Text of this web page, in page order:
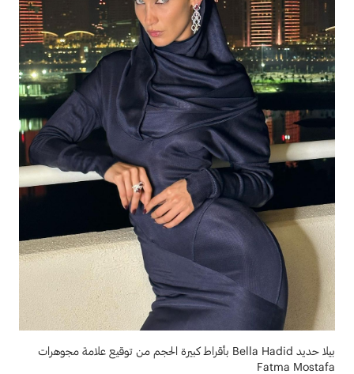
بيلا حديد Bella Hadid بأقراط كبيرة الحجم من توقيع علامة مجوهرات
Fatma Mostafa